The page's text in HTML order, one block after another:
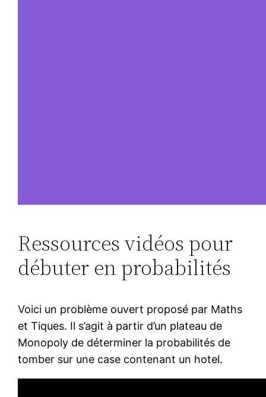
Ressources vidéos pour
débuter en probabilités
Voici un problème ouvert proposé par Maths
et Tiques. Il s’agit à partir d’un plateau de
Monopoly de déterminer la probabilités de
tomber sur une case contenant un hotel.